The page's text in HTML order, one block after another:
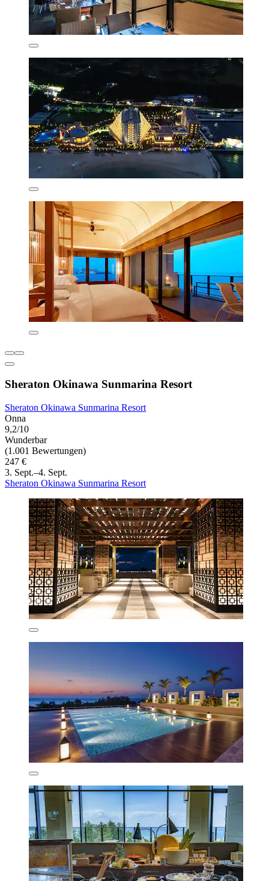
Sheraton Okinawa Sunmarina Resort
Sheraton Okinawa Sunmarina Resort
Onna
9,2/10
Wunderbar
(1.001 Bewertungen)
247 €
3. Sept.–4. Sept.
Sheraton Okinawa Sunmarina Resort